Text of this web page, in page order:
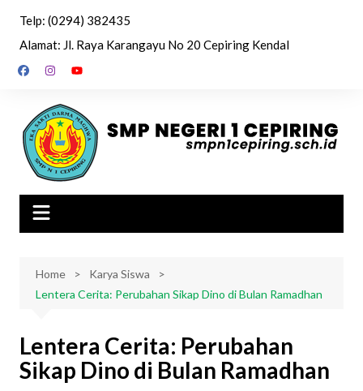
content
Telp: (0294) 382435
Alamat: Jl. Raya Karangayu No 20 Cepiring Kendal
Home
Karya Siswa
Lentera Cerita: Perubahan Sikap Dino di Bulan Ramadhan
Lentera Cerita: Perubahan
Sikap Dino di Bulan Ramadhan